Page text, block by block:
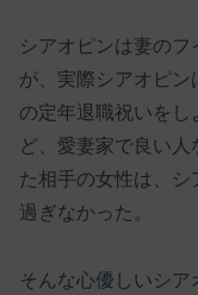
シアオピンは妻の
が、実際シアオピ
の定年退職祝いをし
ど、愛妻家で良い
た相手の女性は、シ
過ぎなかった。
そんな心優しいシア